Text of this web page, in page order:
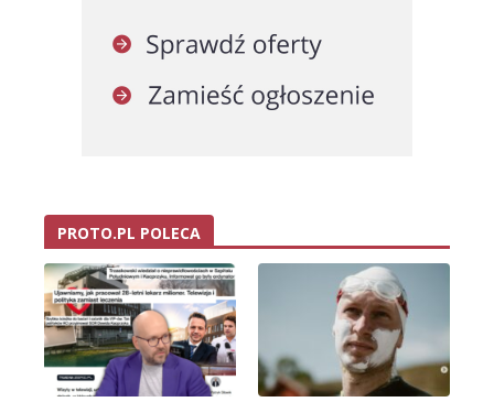
PROTO.PL POLECA